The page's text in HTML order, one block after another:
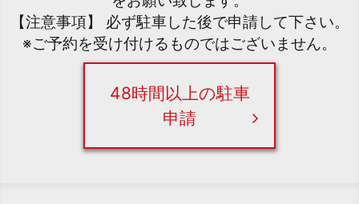
【注意事項】 必ず駐車した後で申請して下さい。
※ご予約を受け付けるものではございません。
48時間以上の駐車
申請